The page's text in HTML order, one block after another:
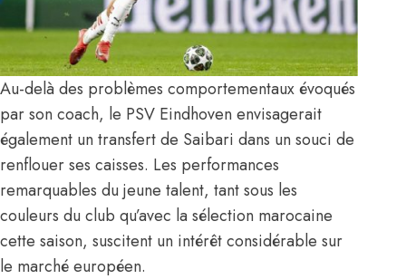
Au-delà des problèmes comportementaux évoqués
par son coach, le PSV Eindhoven envisagerait
également un transfert de Saibari dans un souci de
renflouer ses caisses. Les performances
remarquables du jeune talent, tant sous les
couleurs du club qu’avec la sélection marocaine
cette saison, suscitent un intérêt considérable sur
le marché européen.